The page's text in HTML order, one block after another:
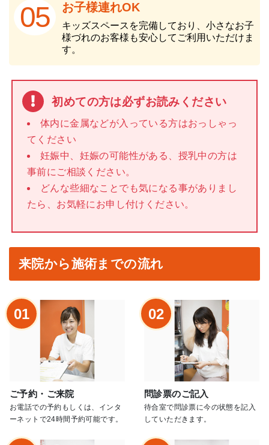
05 お子様連れOK
キッズスペースを完備しており、小さなお子
様づれのお客様も安心してご利用いただけま
す。
初めての方は必ずお読みください
体内に金属などが入っている方はおっしゃっ
てください
妊娠中、妊娠の可能性がある、授乳中の方は
事前にご相談ください。
どんな些細なことでも気になる事がありまし
たら、お気軽にお申し付けください。
来院から施術までの流れ
01
ご予約・ご来院
お電話での予約もしくは、インタ
ーネットで24時間予約可能です。
02
問診票のご記入
待合室で問診票に今の状態を記入
していただきます。